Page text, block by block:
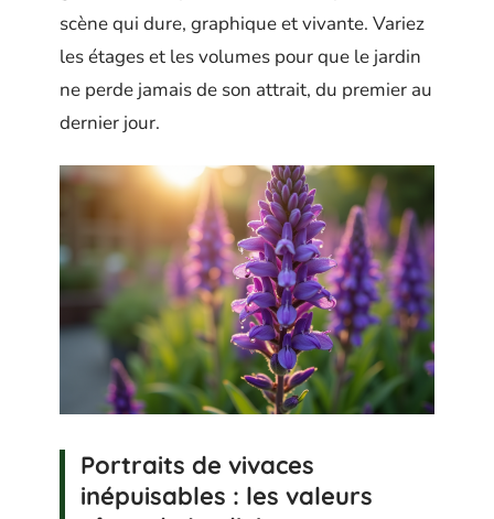
scène qui dure, graphique et vivante. Variez
les étages et les volumes pour que le jardin
ne perde jamais de son attrait, du premier au
dernier jour.
Portraits de vivaces
inépuisables : les valeurs